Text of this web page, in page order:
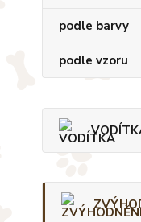
podle barvy
podle vzoru